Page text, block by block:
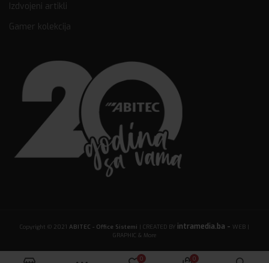
Izdvojeni artikli
Gamer kolekcija
Copyright © 2021 ABITEC - Office Sistemi | CREATED BY intramedia.ba - WEB |
GRAPHIC & More
0 0